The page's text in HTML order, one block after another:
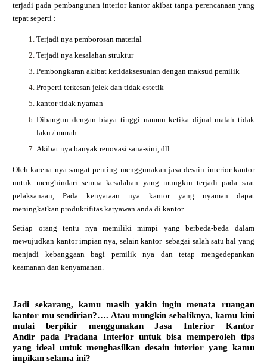
terjadi pada pembangunan interior kantor akibat tanpa perencanaan yang
tepat seperti :
Terjadi nya pemborosan material
Terjadi nya kesalahan struktur
Pembongkaran akibat ketidaksesuaian dengan maksud pemilik
Properti terkesan jelek dan tidak estetik
kantor tidak nyaman
Dibangun dengan biaya tinggi namun ketika dijual malah tidak
laku / murah
Akibat nya banyak renovasi sana-sini, dll
Oleh karena nya sangat penting menggunakan jasa desain interior kantor
untuk menghindari semua kesalahan yang mungkin terjadi pada saat
pelaksanaan, Pada kenyataan nya kantor yang nyaman dapat
meningkatkan produktifitas karyawan anda di kantor
Setiap orang tentu nya memiliki mimpi yang berbeda-beda dalam
mewujudkan kantor impian nya, selain kantor sebagai salah satu hal yang
menjadi kebanggaan bagi pemilik nya dan tetap mengedepankan
keamanan dan kenyamanan.
Jadi sekarang, kamu masih yakin ingin menata ruangan
kantor mu sendirian?…. Atau mungkin sebaliknya, kamu kini
mulai berpikir menggunakanJasa Interior Kantor
Andir pada Pradana Interior untuk bisa memperoleh tips
yang ideal untuk menghasilkan desain interior yang kamu
impikan selama ini?